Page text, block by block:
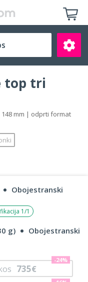
top tri
mm | odprti format
Obojestranski
1/1
g)
Obojestranski
735€
-24%